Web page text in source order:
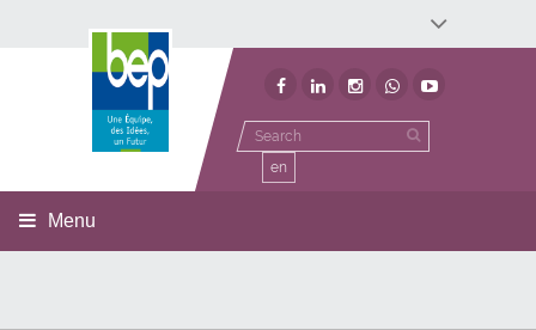
Développement économique
Développement territorial
en
Menu